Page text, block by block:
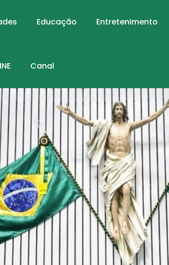
Educação Entretenimento
Canal